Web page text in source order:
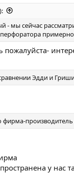
- мы сейчас
примерно
пожалуйста-
Эдди и
фирма-
у нас